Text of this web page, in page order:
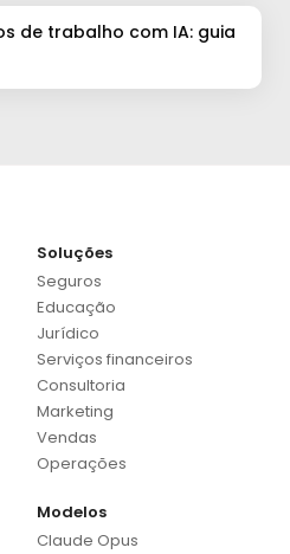
de trabalho com IA: guia
Soluções
Seguros
Educação
Jurídico
Serviços financeiros
Consultoria
Marketing
Vendas
Operações
Modelos
Claude Opus